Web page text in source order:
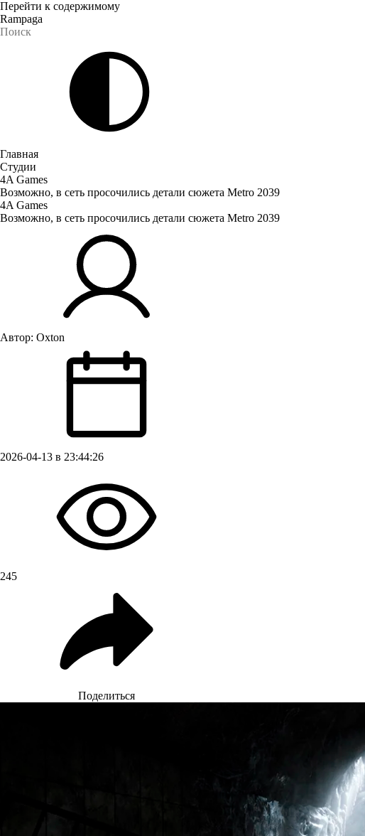
Перейти к содержимому
Rampaga
Главная
Студии
4A Games
Возможно, в сеть просочились детали сюжета Metro 2039
4A Games
Возможно, в сеть просочились детали сюжета Metro 2039
Автор: Oxton
2026-04-13 в 23:44:26
245
Поделиться